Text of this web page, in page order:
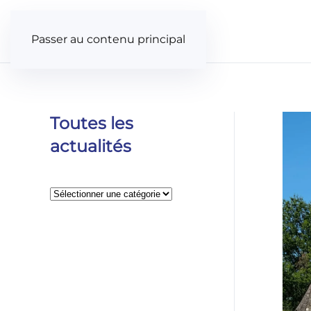
Passer au contenu principal
Toutes les
actualités
Catégories